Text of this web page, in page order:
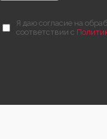
Я даю согласие на
соответствии с